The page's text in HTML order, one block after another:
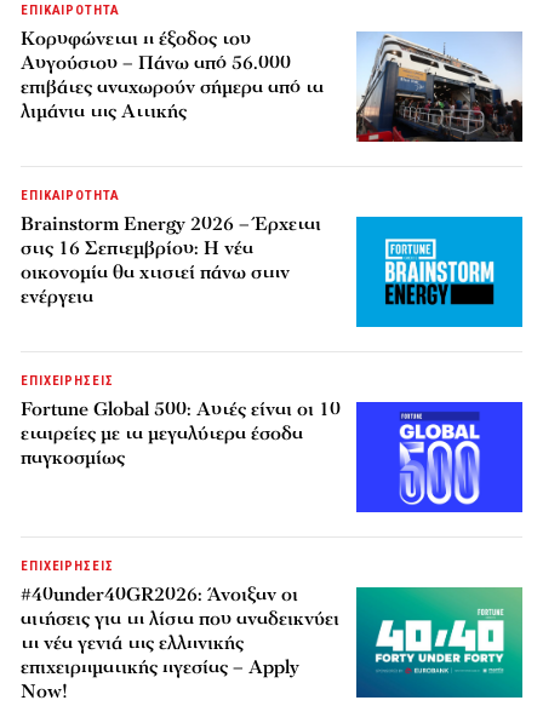
ΕΠΙΚΑΙΡΟΤΗΤΑ
Κορυφώνεται η έξοδος του
Αυγούστου – Πάνω από 56.000
επιβάτες αναχωρούν σήμερα από τα
λιμάνια της Αττικής
ΕΠΙΚΑΙΡΟΤΗΤΑ
Brainstorm Energy 2026 – Έρχεται
στις 16 Σεπτεμβρίου: Η νέα
οικονομία θα χτιστεί πάνω στην
ενέργεια
ΕΠΙΧΕΙΡΗΣΕΙΣ
Fortune Global 500: Αυτές είναι οι 10
εταιρείες με τα μεγαλύτερα έσοδα
παγκοσμίως
ΕΠΙΧΕΙΡΗΣΕΙΣ
#40under40GR2026: Άνοιξαν οι
αιτήσεις για τη λίστα που αναδεικνύει
τη νέα γενιά της ελληνικής
επιχειρηματικής ηγεσίας – Apply
Now!